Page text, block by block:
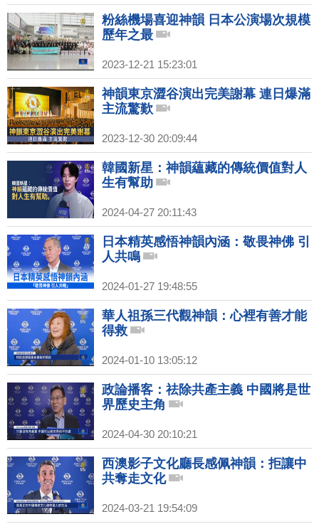
粉絲機場喜迎神韻 日本公演場次規模
歷年之最
2023-12-21 15:23:01
神韻東京澀谷演出完美謝幕 連日爆滿
主流驚歎
2023-12-30 20:09:44
韓國新星：神韻蘊藏的傳統價值對人
生有幫助
2024-04-27 20:11:43
日本精英感悟神韻內涵：敬畏神佛 引
人共鳴
2024-01-27 19:48:55
華人祖孫三代觀神韻：心裡有善才能
得救
2024-01-10 13:05:12
政論播客：祛除共產主義 中國將是世
界歷史主角
2024-04-30 20:10:21
西澳影子文化廳長感佩神韻：拒讓中
共奪走文化
2024-03-21 19:54:09